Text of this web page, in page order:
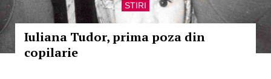
STIRI
Iuliana Tudor, prima poza din
copilarie